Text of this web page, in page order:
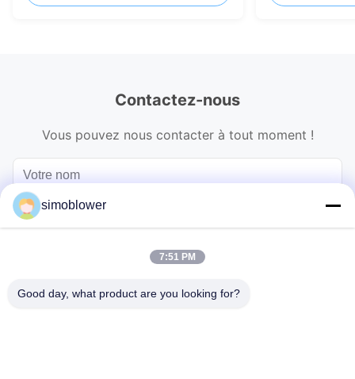
Contactez-nous
Vous pouvez nous contacter à tout moment !
simoblower
7:51 PM
Good day, what product are you looking for?